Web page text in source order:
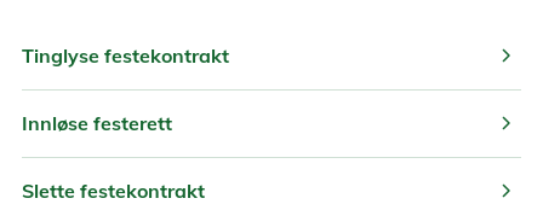
Tinglyse festekontrakt chevron_right
Innløse festerett chevron_right
Slette festekontrakt chevron_right